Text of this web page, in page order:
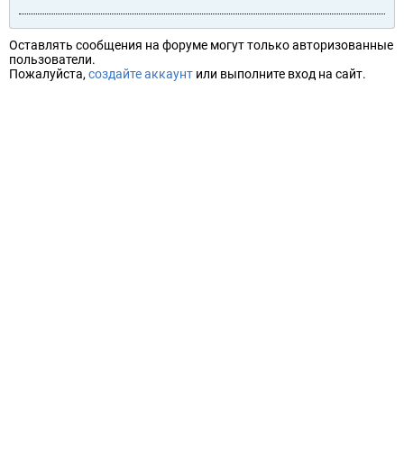
Оставлять сообщения на форуме могут только авторизованные
пользователи.
Пожалуйста, создайте аккаунт или выполните вход на сайт.